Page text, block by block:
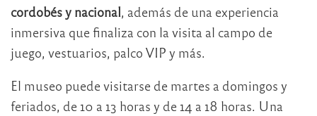
cordobés y nacional, además de una experiencia
inmersiva que finaliza con la visita al campo de
juego, vestuarios, palco VIP y más.
El museo puede visitarse de martes a domingos y
feriados, de 10 a 13 horas y de 14 a 18 horas. Una